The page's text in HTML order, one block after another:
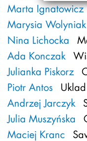
Marta Ignatowicz
Marysia Wolyniak
Nina Lichocka
Ada Konczak
Julianka Piskorz
Piotr Antos
Andrzej Jarczyk
Julia Muszyńska
Maciej Kranc